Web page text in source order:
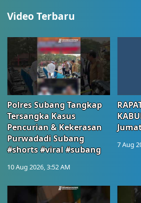
Video Terbaru
Polres Subang Tangkap
Tersangka Kasus
Pencurian & Kekerasan
Purwadadi Subang
#shorts #viral #subang
10 Aug 2026, 3:52 AM
7 Aug